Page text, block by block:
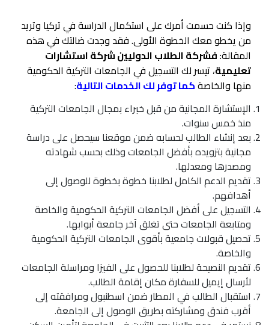
وإذا كنت حسمت أمرك على استكمال الدراسة في تركيا وتريد
من يخطو معك الخطوة الأولى. فقد وجدت ضالتك في هذه
المقالة:فشركة الطلاب الدوليين شركة استشارات
تعليمية، تيسر لك التسجيل في الجامعات التركية الحكومية
منها والخاصةكما توفر لك الخدمات التالية:
الإستشارة المجانية من قبل خبراء بمجال الجامعات التركية
منذ خمس سنوات.
بعد إنشاء الطالب لحسابه ضمن موقعنا سيحصل على دراسة
مجانية بتزويده بأفضل الجامعات وذلك بحسب شهادته
ومصدرها ومعدلها.
تقديم الدعم الكامل لطلابنا خطوة بخطوة للوصول إلى
أهدافهم.
التسجيل على أفضل الجامعات التركية الحكومية والخاصة
ومتابعة الجامعات حتى تغلق آخر جامعة أبوابها.
تحصيل قبولات جامعية بأقوى الجامعات التركية الحكومية
والخاصة.
تقديم النصيحة لطلابنا للحصول على الفيزا ومراسلة الجامعات
لأرسال إيميل للسفارة مكان إقامة الطالب.
استقبال الطالب في المطار ضمن اسطنبول ومرافقته إلى
أقرب فندق ومشاركته بطريق الوصول إلى الجامعة.